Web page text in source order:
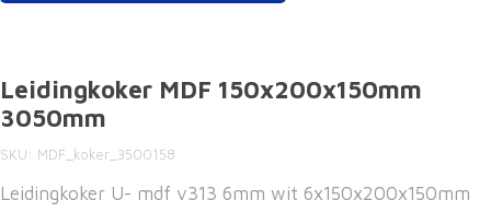
Leidingkoker MDF 150x200x150mm
3050mm
SKU MDF_koker_3500158
Leidingkoker U- mdf v313 6mm wit 6x150x200x150mm